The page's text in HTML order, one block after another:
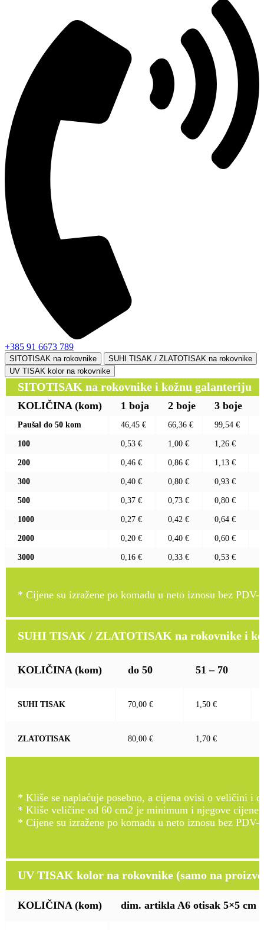
+385 91 6673 789
SITOTISAK na rokovnike
SUHI TISAK / ZLATOTISAK na rokovnike
UV TISAK kolor na rokovnike
SITOTISAK na rokovnike i kožnu galanteriju
KOLIČINA (kom) 1 boja 2 boje 3 boje
Paušal do 50 kom 46,45 € 66,36 € 99,54 €
100 0,53 € 1,00 € 1,26 €
200 0,46 € 0,86 € 1,13 €
300 0,40 € 0,80 € 0,93 €
500 0,37 € 0,73 € 0,80 €
1000 0,27 € 0,42 € 0,64 €
2000 0,20 € 0,40 € 0,60 €
3000 0,16 € 0,33 € 0,53 €
* Cijene su izražene po komadu u neto iznosu bez PDV-
SUHI TISAK / ZLATOTISAK na rokovnike i
KOLIČINA (kom) do 50 51 – 70
SUHI TISAK 70,00 € 1,50 €
ZLATOTISAK 80,00 € 1,70 €
* Kliše se naplaćuje posebno, a cijena ovisi o veličini i
* Kliše veličine od 60 cm2 je minimum i njegove cijene
* Cijene su izražene po komadu u neto iznosu bez PDV-
UV TISAK kolor na rokovnike (samo na
KOLIČINA (kom) dim. artikla A6 otisak 5×5 cm